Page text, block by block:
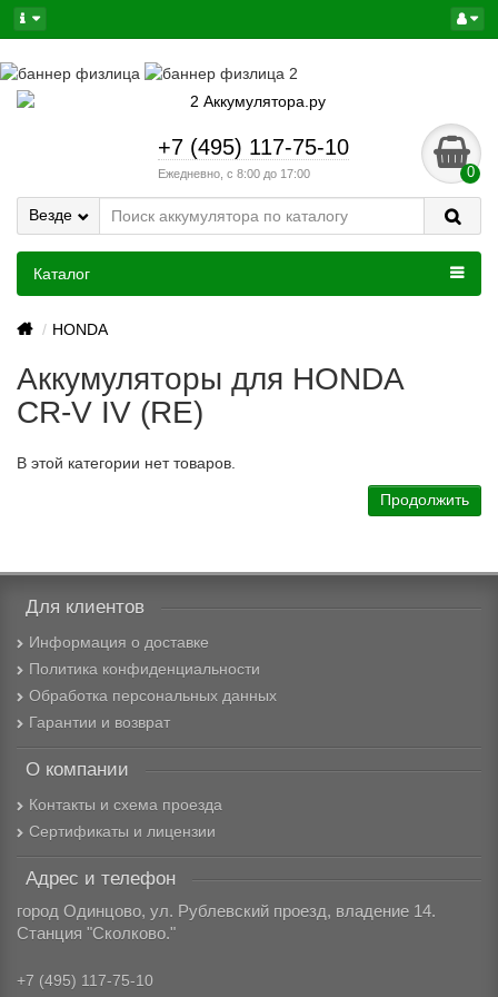
+7 (495) 117-75-10
Ежедневно, с 8:00 до 17:00 0
Везде
Каталог
HONDA
Аккумуляторы для HONDA
CR-V IV (RE)
В этой категории нет товаров.
Продолжить
Для клиентов
Информация о доставке
Политика конфиденциальности
Обработка персональных данных
Гарантии и возврат
О компании
Контакты и схема проезда
Сертификаты и лицензии
Адрес и телефон
город Одинцово, ул. Рублевский проезд, владение 14.
Станция "Сколково."
+7 (495) 117-75-10